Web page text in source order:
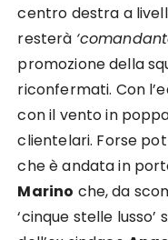
centro destra a
resterà
promozione della
riconfermati. Con
con il vento in
clientelari. Forse
che è andata in
Marino che, da
‘cinque stelle